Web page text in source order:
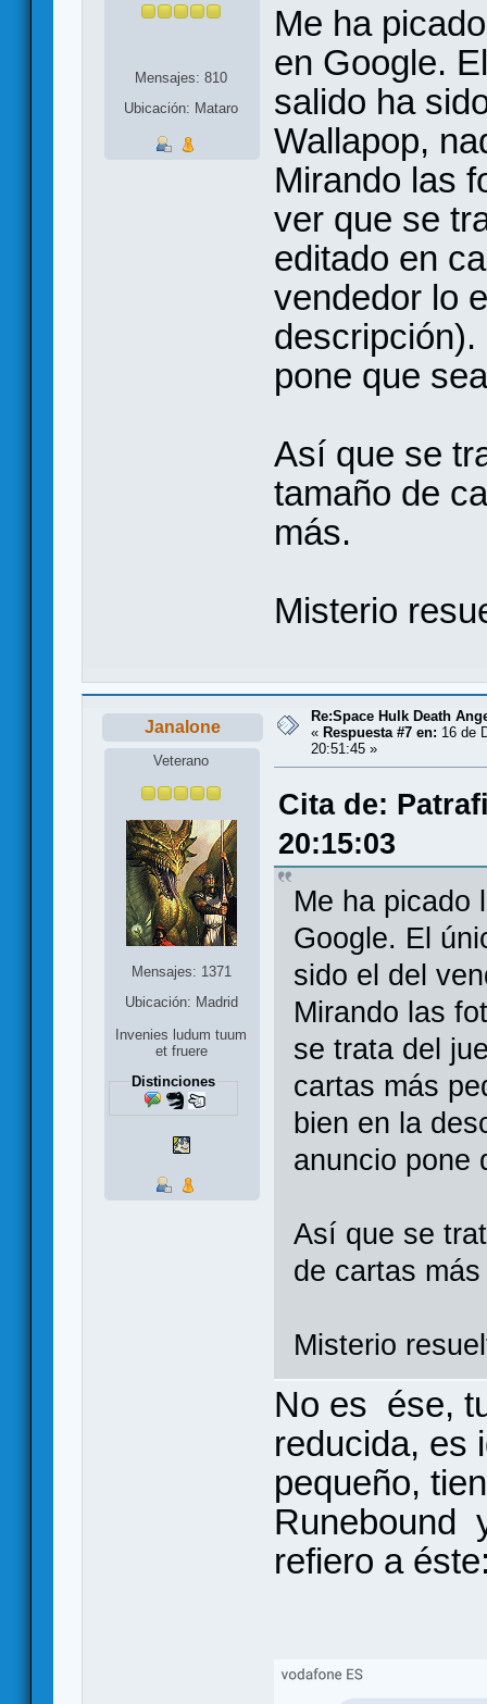
Mensajes: 810
Ubicación: Mataro
Me ha
en Google.
salido ha
Wallapop,
Mirando las
ver que se
editado en
vendedor lo
pone que
Así que se
tamaño de
más.
Misterio
Janalone
Veterano
Mensajes: 1371
Ubicación: Madrid
Invenies ludum tuum
et fruere
Distinciones
Re:Space Hulk Death
« Respuesta #7 en: 16 de
20:51:45 »
Cita de:
20:15:03
Me ha picado
Google. El
sido el del
Mirando las
se trata del
cartas más
bien en la
anuncio pone
Así que se
de cartas
Misterio
No es ése,
reducida, es
pequeño,
Runebound
refiero a